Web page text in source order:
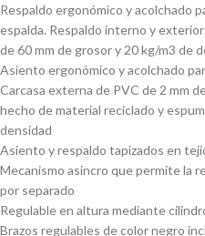
Respaldo ergonómico y acolchado
espalda. Respaldo interno y
de 60 mm de grosor y 20 kg/m3 de
Asiento ergonómico y acolchado
Carcasa externa de PVC de 2 mm
hecho de material reciclado y
densidad
Asiento y respaldo tapizados en
Mecanismo asincro que permite la
por separado
Regulable en altura mediante
Brazos regulables de color negro